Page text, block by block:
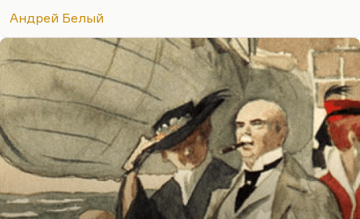
стихотворного языка» Тынянова, это проблемы
стихового ряда, его тесноты. Этого добивается, на
мой взгляд, наиболее успешно Маркес и вообще
латиноамериканская проза. Астуриас, конечно,
да.
Можно было бы назвать, наверное, из
позднейших российских… Мне наверняка кто-то
подскажет Зульфикарова, но у Зульфикарова так
искусственно это всё, такая речь неестественная
— хуже, чем у Белого. Немудрёно…
Андрей Белый